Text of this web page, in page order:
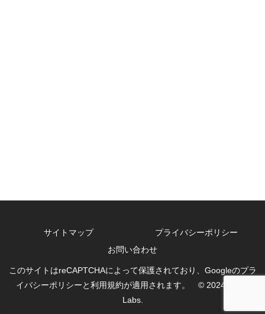
サイトマップ
プライバシーポリシー
お問い合わせ
このサイトはreCAPTCHAによって保護されており、Googleのプラ
イバシーポリシーと利用規約が適用されます。 © 2024 Sat03
Labs.